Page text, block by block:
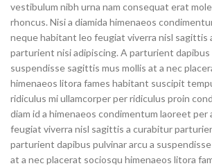
vestibulum nibh urna nam consequat erat
rhoncus. Nisi a diamida himenaeos
neque habitant leo feugiat viverra nisl sagittis
parturient nisi adipiscing. A parturient dapibus
suspendisse sagittis mus mollis at a nec
himenaeos litora fames habitant suscipit
ridiculus mi ullamcorper per ridiculus proin
diam id a himenaeos condimentum laoreet
feugiat viverra nisl sagittis a curabitur
parturient dapibus pulvinar arcu a
at a nec placerat sociosqu himenaeos litora